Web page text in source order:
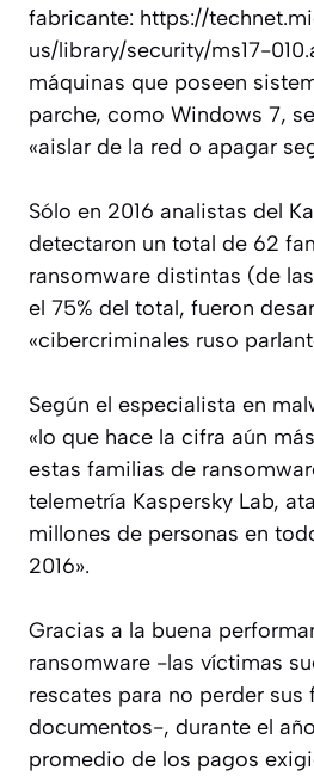
fabricante: https://
us/library/security/ms17-
máquinas que poseen
parche, como Windows 7,
«aislar de la red o apagar
Sólo en 2016 analistas del
detectaron un total de 62
ransomware distintas (de
el 75% del total, fueron
«cibercriminales ruso
Según el especialista en
«lo que hace la cifra aún
estas familias de
telemetría Kaspersky Lab,
millones de personas en
2016».
Gracias a la buena
ransomware -las víctimas
rescates para no perder sus
documentos-, durante el
promedio de los pagos